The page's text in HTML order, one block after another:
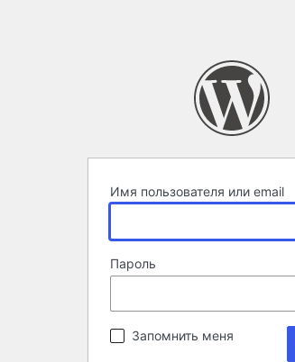
Имя пользователя или email
Пароль
Запомнить меня